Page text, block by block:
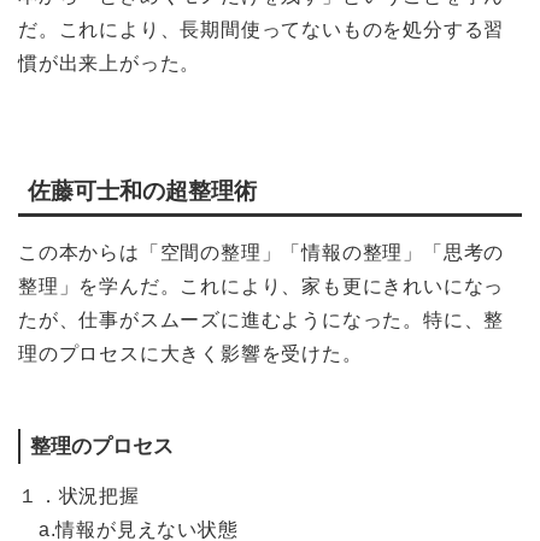
だ。これにより、長期間使ってないものを処分する習
慣が出来上がった。
佐藤可士和の超整理術
この本からは「空間の整理」「情報の整理」「思考の
整理」を学んだ。これにより、家も更にきれいになっ
たが、仕事がスムーズに進むようになった。特に、整
理のプロセスに大きく影響を受けた。
整理のプロセス
１．状況把握
a.情報が見えない状態